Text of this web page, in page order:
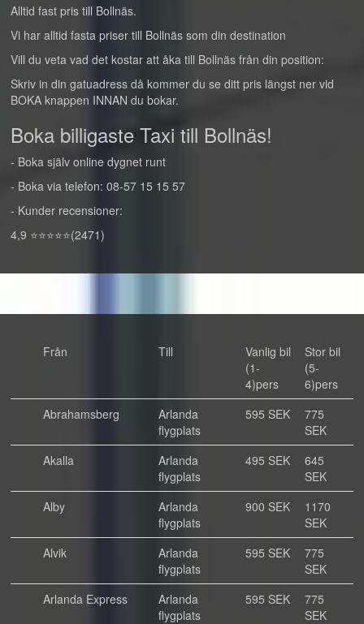
Alltid fast pris till Bollnäs.
Vi har alltid fasta priser till Bollnäs som din destination
Vill du veta vad det kostar att åka till Bollnäs från din position:
Skriv in din gatuadress då kommer du se ditt pris längst ner vid
BOKA knappen INNAN du bokar.
Boka billigaste Taxi till Bollnäs!
- Boka själv online dygnet runt
- Boka via telefon: 08-57 15 15 57
- Kunder recensioner:
4,9 ⭐⭐⭐⭐⭐(2471)
Från Till
Vanlig bil
(1-
4)pers
Stor bil
(5-
6)pers
Abrahamsberg
Arlanda
flygplats
595 SEK
775
SEK
Akalla
Arlanda
flygplats
495 SEK
645
SEK
Alby
Arlanda
flygplats
900 SEK
1170
SEK
Alvik
Arlanda
flygplats
595 SEK
775
SEK
Arlanda Express
Arlanda
flygplats
595 SEK
775
SEK